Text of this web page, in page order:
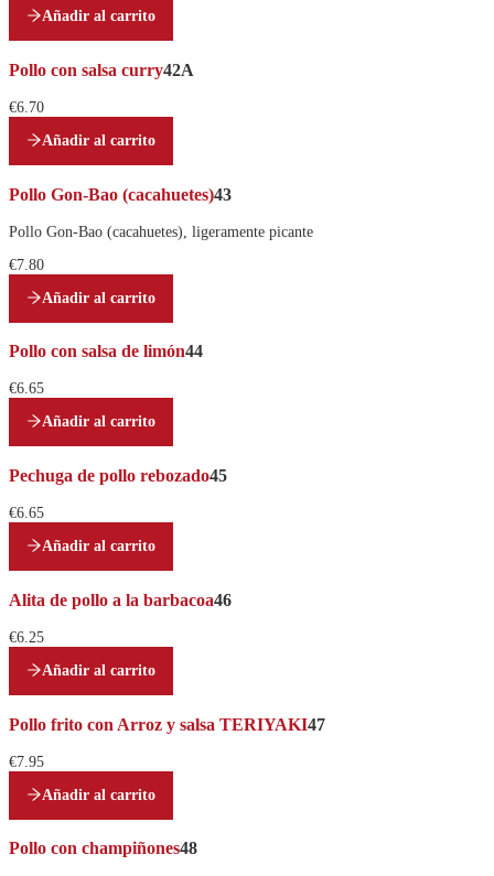
Añadir al carrito
Pollo con salsa curry42A
€6.70
Añadir al carrito
Pollo Gon-Bao (cacahuetes)43
Pollo Gon-Bao (cacahuetes), ligeramente picante
€7.80
Añadir al carrito
Pollo con salsa de limón44
€6.65
Añadir al carrito
Pechuga de pollo rebozado45
€6.65
Añadir al carrito
Alita de pollo a la barbacoa46
€6.25
Añadir al carrito
Pollo frito con Arroz y salsa TERIYAKI47
€7.95
Añadir al carrito
Pollo con champiñones48